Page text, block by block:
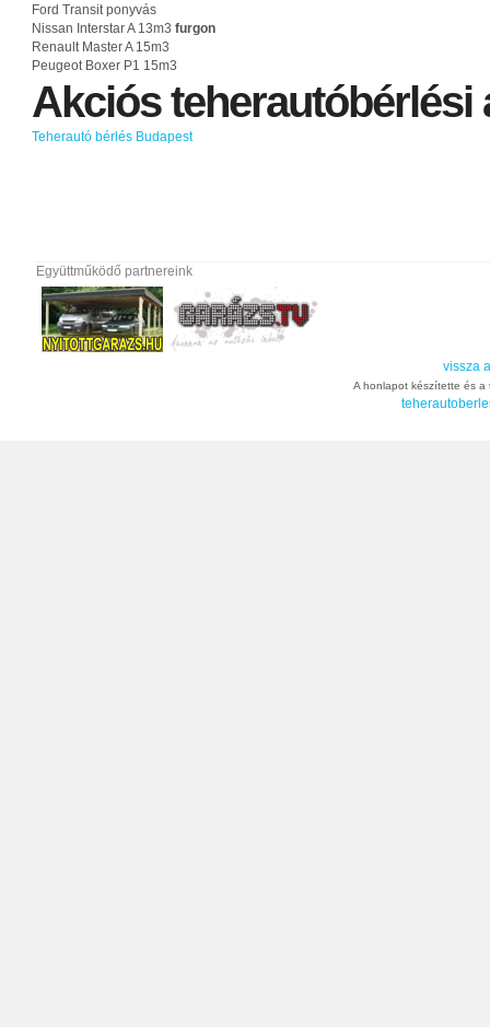
Ford Transit ponyvás
Nissan Interstar A 13m3 furgon
Renault Master A 15m3
Peugeot Boxer P1 15m3
Akciósteherautóbérlési
Teherautó bérlés Budapest
Együttműködő partnereink
vissza
A honlapot készítette és